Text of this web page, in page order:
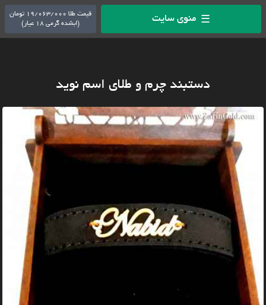
☰ منوی سایت
قیمت طلا 19/063/000 تومان
(ابشده گرمی 18 عیار)
دستبند چرم و طلای اسم نوید